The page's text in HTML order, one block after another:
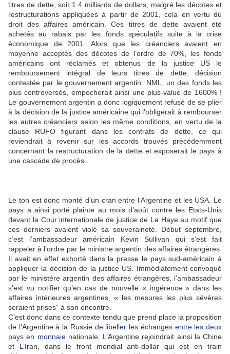
titres de dette, soit 1.4 milliards de dollars, malgré les décotes et
restructurations appliquées à partir de 2001, cela en vertu du
droit des affaires américain. Ces titres de dette avaient été
achetés au rabais par les fonds spéculatifs suite à la crise
économique de 2001. Alors que les créanciers avaient en
moyenne acceptés des décotes de l’ordre de 70%, les fonds
américains ont réclamés et obtenus de la justice US le
remboursement intégral de leurs titres de dette, décision
contestée par le gouvernement argentin. NML, un des fonds les
plus controversés, empocherait ainsi une plus-value de 1600% !
Le gouvernement argentin a donc logiquement refusé de se plier
à la décision de la justice américaine qui l’obligerait à rembourser
les autres créanciers selon les même conditions, en vertu de la
clause RUFO figurant dans les contrats de dette, ce qui
reviendrait à revenir sur les accords trouvés précédemment
concernant la restructuration de la dette et exposerait le pays à
une cascade de procès…
Le ton est donc monté d’un cran entre l’Argentine et les USA. Le
pays a ainsi porté plainte au mois d’août contre les Etats-Unis
devant la Cour internationale de justice de La Haye au motif que
ces derniers avaient violé sa souveraineté. Début septembre,
c’est l’ambassadeur américain Kevin Sullivan qui s’est fait
rappeler à l’ordre par le ministre argentin des affaires étrangères.
Il avait en effet exhorté dans la presse le pays sud-américain à
appliquer la décision de la justice US. Immédiatement convoqué
par le ministère argentin des affaires étrangères, l’ambassadeur
s’est vu notifier qu’en cas de nouvelle « ingérence » dans les
affaires intérieures argentines, « les mesures les plus sévères
seraient prises” à son encontre.
C’est donc dans ce contexte tendu que prend place la proposition
de l’Argentine à la Russie de libeller les échanges entre les deux
pays en monnaie nationale. L’Argentine rejoindrait ainsi la Chine
et L’Iran, dans le front mondial anti-dollar qui est en train